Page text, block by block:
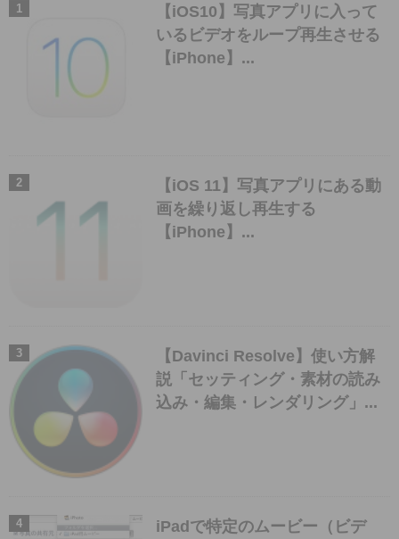
【iOS10】写真アプリに入って
いるビデオをループ再生させる
【iPhone】...
【iOS 11】写真アプリにある動
画を繰り返し再生する
【iPhone】...
【Davinci Resolve】使い方解
説「セッティング・素材の読み
込み・編集・レンダリング」...
iPadで特定のムービー（ビデ